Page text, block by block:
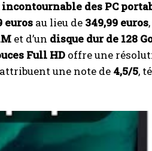
des PC
euros au lieu de 349,99 euros
et d’un disque dur de 128
Full HD offre une
une note de 4,5/5,